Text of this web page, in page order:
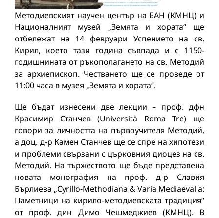
Методиевският научен център на БАН (КМНЦ) и
Националният музей „Земята и хората“ ще
отбележат на 14 февруари Успението на св.
Кирил, което тази година съвпада и с 1150-
годишнината от ръкополагането на св. Методий
за архиепископ. Честването ще се проведе от
11:00 часа в музея „Земята и хората“.
Ще бъдат изнесени две лекции – проф. дфн
Красимир Станчев (Università Roma Tre) ще
говори за личността на първоучителя Методий,
а доц. д-р Камен Станчев ще се спре на хипотези
и проблеми свързани с църковния диоцез на св.
Методий. На тържеството ще бъде представена
новата монография на проф. д-р Славия
Бърлиева „Cyrillo-Methodiana & Varia Mediaevalia:
Паметници на кирило-методиевската традиция“
от проф. дин Димо Чешмеджиев (КМНЦ). В